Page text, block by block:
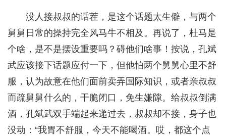
没人接叔叔的话茬，是这个话题太生僻，与两个
舅舅日常的操持完全风马牛不相及。再说了，杜马是
个啥，是不是摆设重要吗？碍他们啥事！按说，孔斌
武应该接下话题应付一下，但他怕两个舅舅心里不舒
服，认为故意在他们面前卖弄国际知识，或者亲叔叔
而疏舅舅什么的，干脆闭口，免生嫌隙。给叔叔倒满
酒，孔斌武双手端起来递过去，叔叔却不接，身子也
没动：“我胃不舒服，今天不能喝酒。哎，都这个点